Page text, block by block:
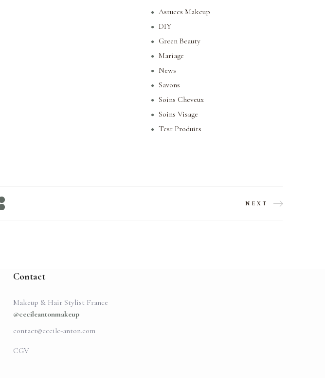
Astuces Makeup
DIY
Green Beauty
Mariage
News
Savons
Soins Cheveux
Soins Visage
Test Produits
NEXT
Contact
Makeup & Hair Stylist France
@cecileantonmakeup
contact@cecile-anton.com
CGV